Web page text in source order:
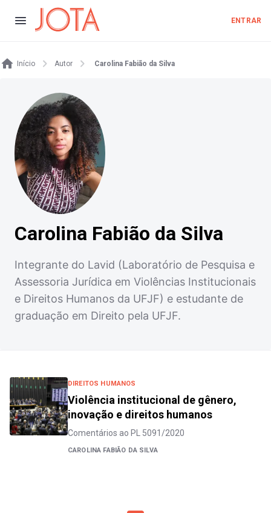
ENTRAR
Início Autor Carolina Fabião da Silva
Carolina Fabião da Silva
Integrante do Lavid (Laboratório de Pesquisa e
Assessoria Jurídica em Violências Institucionais
e Direitos Humanos da UFJF) e estudante de
graduação em Direito pela UFJF.
DIREITOS HUMANOS
Violência institucional de gênero,
inovação e direitos humanos
Comentários ao PL 5091/2020
CAROLINA FABIÃO DA SILVA